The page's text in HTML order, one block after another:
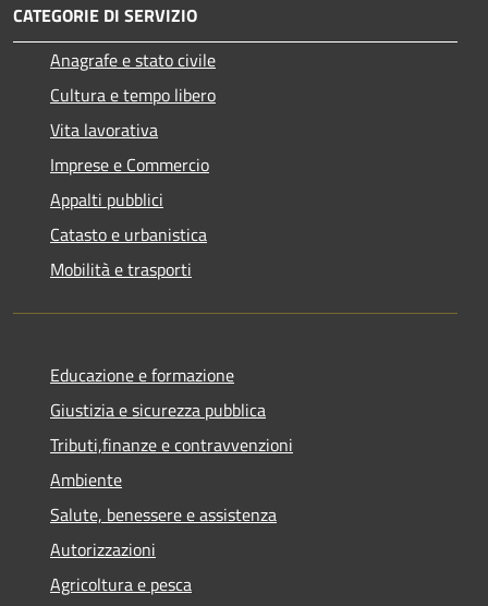
CATEGORIE DI SERVIZIO
Anagrafe e stato civile
Cultura e tempo libero
Vita lavorativa
Imprese e Commercio
Appalti pubblici
Catasto e urbanistica
Mobilità e trasporti
Educazione e formazione
Giustizia e sicurezza pubblica
Tributi,finanze e contravvenzioni
Ambiente
Salute, benessere e assistenza
Autorizzazioni
Agricoltura e pesca